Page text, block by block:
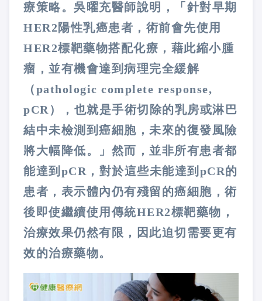
療策略。吳曜充醫師說明，「針對早期
HER2陽性乳癌患者，術前會先使用
HER2標靶藥物搭配化療，藉此縮小腫
瘤，並有機會達到病理完全緩解
（pathologic complete response,
pCR），也就是手術切除的乳房或淋巴
結中未檢測到癌細胞，未來的復發風險
將大幅降低。」然而，並非所有患者都
能達到pCR，對於這些未能達到pCR的
患者，表示體內仍有殘留的癌細胞，術
後即使繼續使用傳統HER2標靶藥物，
治療效果仍然有限，因此迫切需要更有
效的治療藥物。